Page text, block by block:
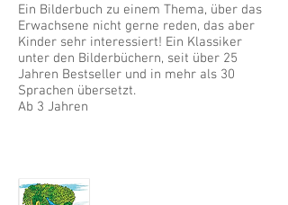
Ein Bilderbuch zu einem Thema, über das
Erwachsene nicht gerne reden, das aber
Kinder sehr interessiert! Ein Klassiker
unter den Bilderbüchern, seit über 25
Jahren Bestseller und in mehr als 30
Sprachen übersetzt.
Ab 3 Jahren